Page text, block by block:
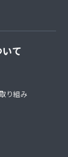
て
り組み